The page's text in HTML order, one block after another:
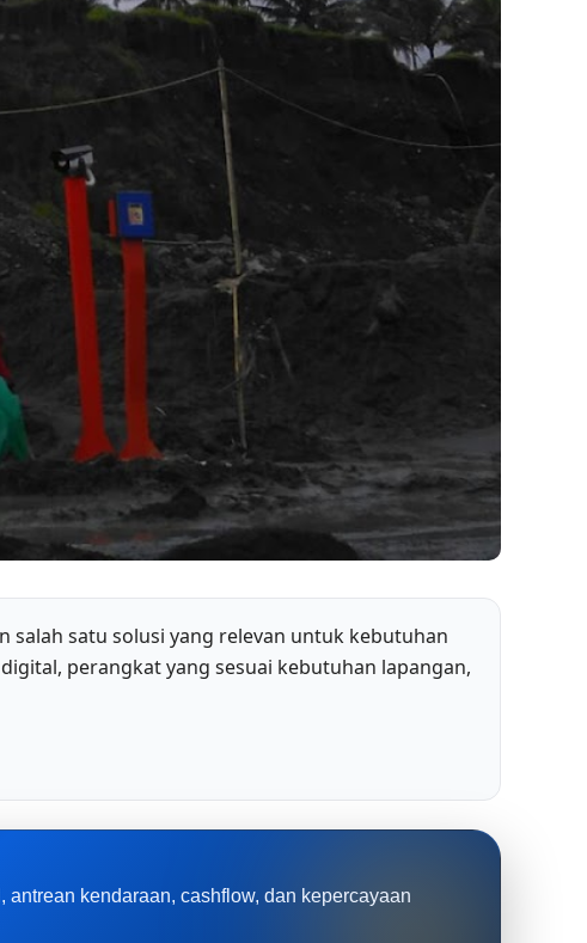
salah satu solusi yang relevan untuk kebutuhan
perangkat yang sesuai kebutuhan lapangan,
kendaraan, cashflow, dan kepercayaan